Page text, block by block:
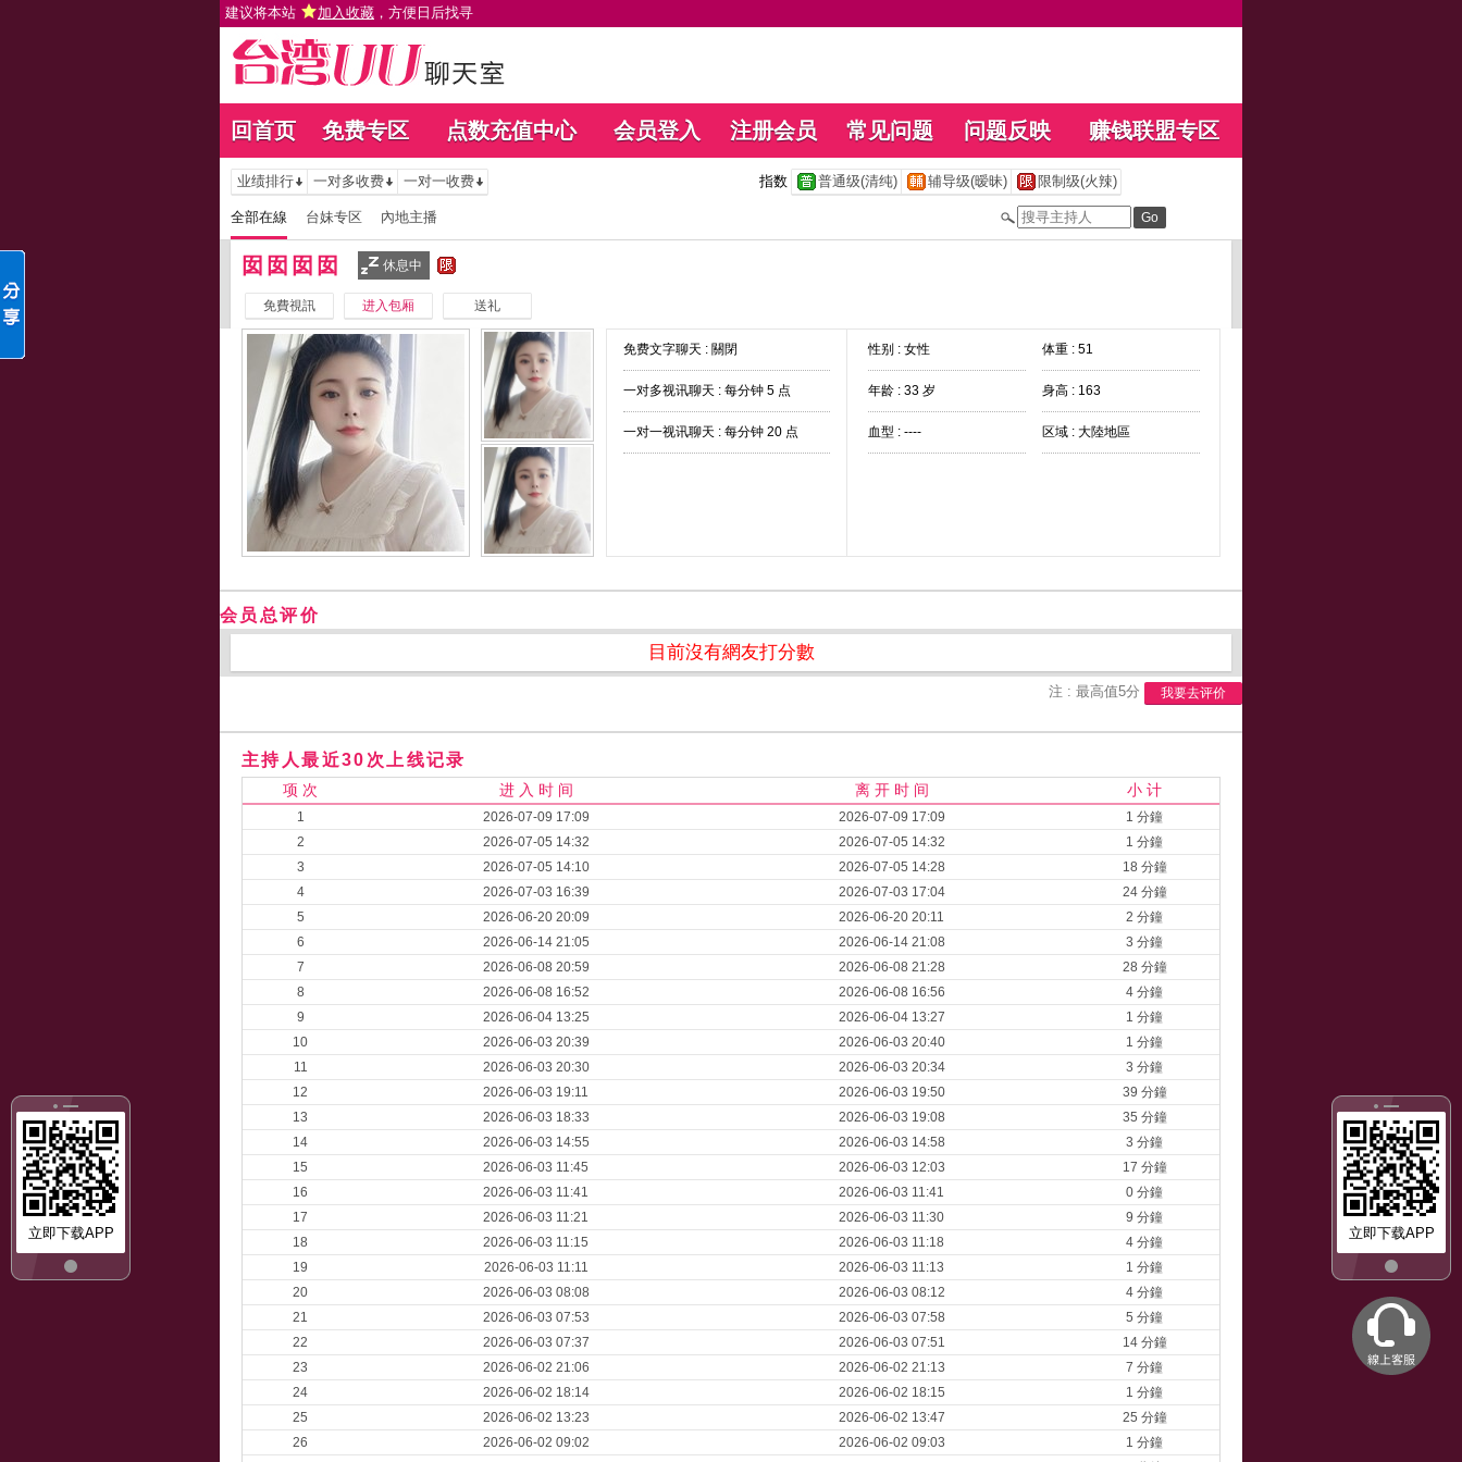
建议将本站 加入收藏 ，方便日后找寻
回首页 免费专区 点数充值中心 会员登入 注册会员 常见问题 问题反映 赚钱联盟专区
立即下载APP
立即下载APP
业绩排行 一对多收费 一对一收费 指数 普通级(清纯) 辅导级(暧昧) 限制级(火辣)
全部在線 台妹专区 內地主播
囡囡囡囡 休息中
免費視訊 进入包厢 送礼
免费文字聊天 : 關閉
一对多视讯聊天 : 每分钟 5 点
一对一视讯聊天 : 每分钟 20 点
性别 : 女性 体重 : 51
年龄 : 33 岁 身高 : 163
血型 : ---- 区域 : 大陸地區
会员总评价
目前沒有網友打分數
注 : 最高值5分 我要去评价
主持人最近30次上线记录
项 次 进 入 时 间 离 开 时 间 小 计
1 2026-07-09 17:09 2026-07-09 17:09
1 分鐘
2
2026-07-05 14:32 2026-07-05 14:32
1 分鐘
3
2026-07-05 14:10 2026-07-05 14:28
18 分鐘
4
2026-07-03 16:39 2026-07-03 17:04
24 分鐘
5
2026-06-20 20:09 2026-06-20 20:11
2 分鐘
6
2026-06-14 21:05 2026-06-14 21:08
3 分鐘
7
2026-06-08 20:59 2026-06-08 21:28
28 分鐘
8
2026-06-08 16:52 2026-06-08 16:56
4 分鐘
9
2026-06-04 13:25 2026-06-04 13:27
1 分鐘
10
2026-06-03 20:39 2026-06-03 20:40
1 分鐘
11
2026-06-03 20:30 2026-06-03 20:34
3 分鐘
12
2026-06-03 19:11 2026-06-03 19:50
39 分鐘
13
2026-06-03 18:33 2026-06-03 19:08
35 分鐘
14
2026-06-03 14:55 2026-06-03 14:58
3 分鐘
15
2026-06-03 11:45 2026-06-03 12:03
17 分鐘
16
2026-06-03 11:41 2026-06-03 11:41
0 分鐘
17
2026-06-03 11:21 2026-06-03 11:30
9 分鐘
18
2026-06-03 11:15 2026-06-03 11:18
4 分鐘
19
2026-06-03 11:11 2026-06-03 11:13
1 分鐘
20
2026-06-03 08:08 2026-06-03 08:12
4 分鐘
21
2026-06-03 07:53 2026-06-03 07:58
5 分鐘
22
2026-06-03 07:37 2026-06-03 07:51
14 分鐘
23
2026-06-02 21:06 2026-06-02 21:13
7 分鐘
24
2026-06-02 18:14 2026-06-02 18:15
1 分鐘
25
2026-06-02 13:23 2026-06-02 13:47
25 分鐘
26
2026-06-02 09:02 2026-06-02 09:03
1 分鐘